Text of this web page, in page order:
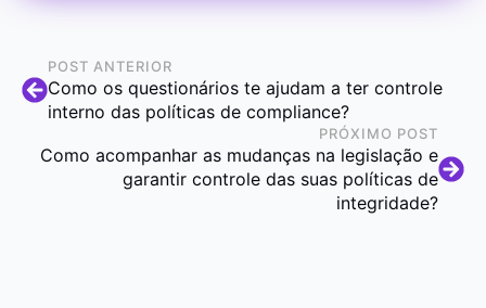
POST ANTERIOR
Como os questionários te ajudam a ter controle
interno das políticas de compliance?
PRÓXIMO POST
Como acompanhar as mudanças na legislação e
garantir controle das suas políticas de
integridade?